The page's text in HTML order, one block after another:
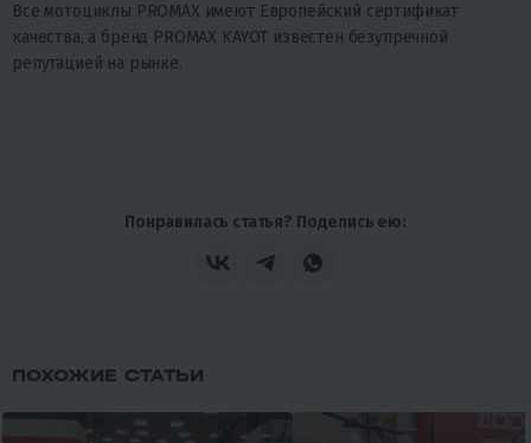
Все мотоциклы PROMAX имеют Европейский сертификат
качества, а бренд PROMAX KAYOT известен безупречной
репутацией на рынке.
Понравилась статья? Поделись ею:
ПОХОЖИЕ СТАТЬИ